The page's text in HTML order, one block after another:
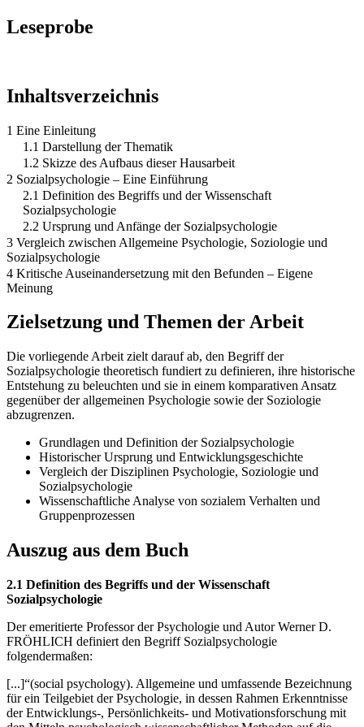
Leseprobe
Inhaltsverzeichnis
1 Eine Einleitung
1.1 Darstellung der Thematik
1.2 Skizze des Aufbaus dieser Hausarbeit
2 Sozialpsychologie – Eine Einführung
2.1 Definition des Begriffs und der Wissenschaft
Sozialpsychologie
2.2 Ursprung und Anfänge der Sozialpsychologie
3 Vergleich zwischen Allgemeine Psychologie, Soziologie und
Sozialpsychologie
4 Kritische Auseinandersetzung mit den Befunden – Eigene
Meinung
Zielsetzung und Themen der Arbeit
Die vorliegende Arbeit zielt darauf ab, den Begriff der
Sozialpsychologie theoretisch fundiert zu definieren, ihre historische
Entstehung zu beleuchten und sie in einem komparativen Ansatz
gegenüber der allgemeinen Psychologie sowie der Soziologie
abzugrenzen.
Grundlagen und Definition der Sozialpsychologie
Historischer Ursprung und Entwicklungsgeschichte
Vergleich der Disziplinen Psychologie, Soziologie und
Sozialpsychologie
Wissenschaftliche Analyse von sozialem Verhalten und
Gruppenprozessen
Auszug aus dem Buch
2.1 Definition des Begriffs und der Wissenschaft
Sozialpsychologie
Der emeritierte Professor der Psychologie und Autor Werner D.
FRÖHLICH definiert den Begriff Sozialpsychologie
folgendermaßen:
[...]“(social psychology). Allgemeine und umfassende Bezeichnung
für ein Teilgebiet der Psychologie, in dessen Rahmen Erkenntnisse
der Entwicklungs-, Persönlichkeits- und Motivationsforschung mit